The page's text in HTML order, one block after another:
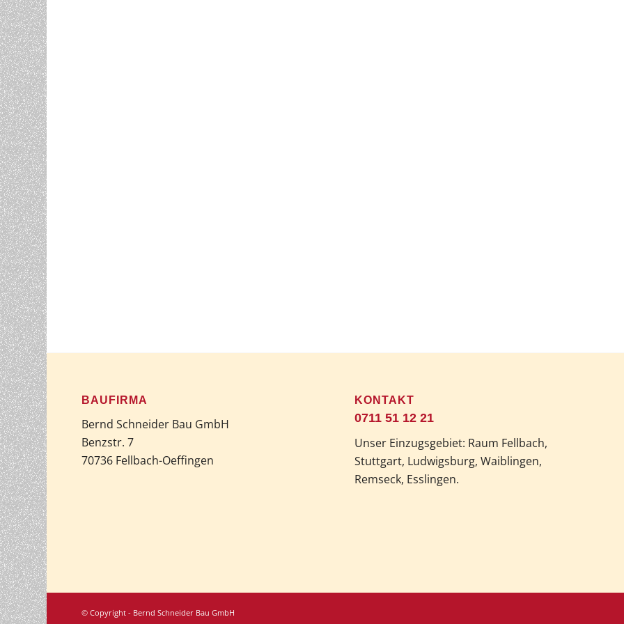
BAUFIRMA
Bernd Schneider Bau GmbH
Benzstr. 7
70736 Fellbach-Oeffingen
KONTAKT
0711 51 12 21
Unser Einzugsgebiet: Raum Fellbach,
Stuttgart, Ludwigsburg, Waiblingen,
Remseck, Esslingen.
© Copyright - Bernd Schneider Bau GmbH